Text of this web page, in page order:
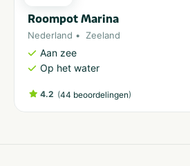
Roompot Marina
Nederland Zeeland
Aan zee
Op het water
4.2 (44 beoordelingen)